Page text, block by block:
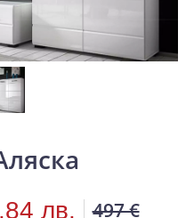
лв. 497 €